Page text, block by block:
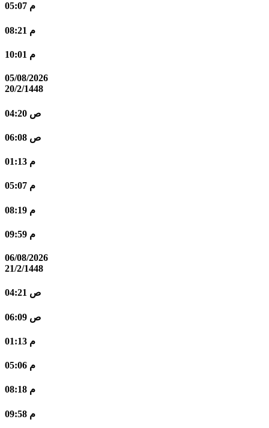
05:07 م
08:21 م
10:01 م
05/08/2026
20/2/1448
04:20 ص
06:08 ص
01:13 م
05:07 م
08:19 م
09:59 م
06/08/2026
21/2/1448
04:21 ص
06:09 ص
01:13 م
05:06 م
08:18 م
09:58 م